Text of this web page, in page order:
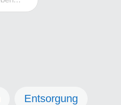
Entsorgung